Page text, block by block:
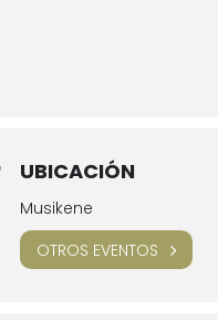
UBICACIÓN
Musikene
OTROS EVENTOS